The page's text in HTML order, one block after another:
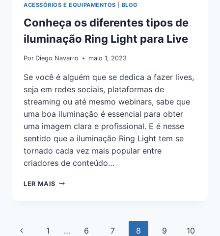
ACESSÓRIOS E EQUIPAMENTOS BLOG
Conheça os diferentes tipos de
iluminação Ring Light para Live
Por Diego Navarro maio 1, 2023
Se você é alguém que se dedica a fazer lives,
seja em redes sociais, plataformas de
streaming ou até mesmo webinars, sabe que
uma boa iluminação é essencial para obter
uma imagem clara e profissional. E é nesse
sentido que a iluminação Ring Light tem se
tornado cada vez mais popular entre
criadores de conteúdo…
LER MAIS
1 … 6 7 8 9
10